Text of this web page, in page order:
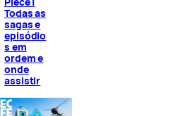
Todas as
sagas e
episódio
s em
ordem e
onde
assistir